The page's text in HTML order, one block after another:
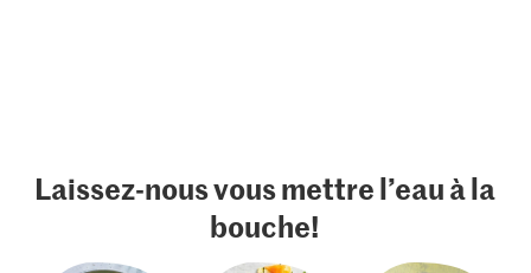
Laissez-nous vous mettre l’eau à la
bouche!